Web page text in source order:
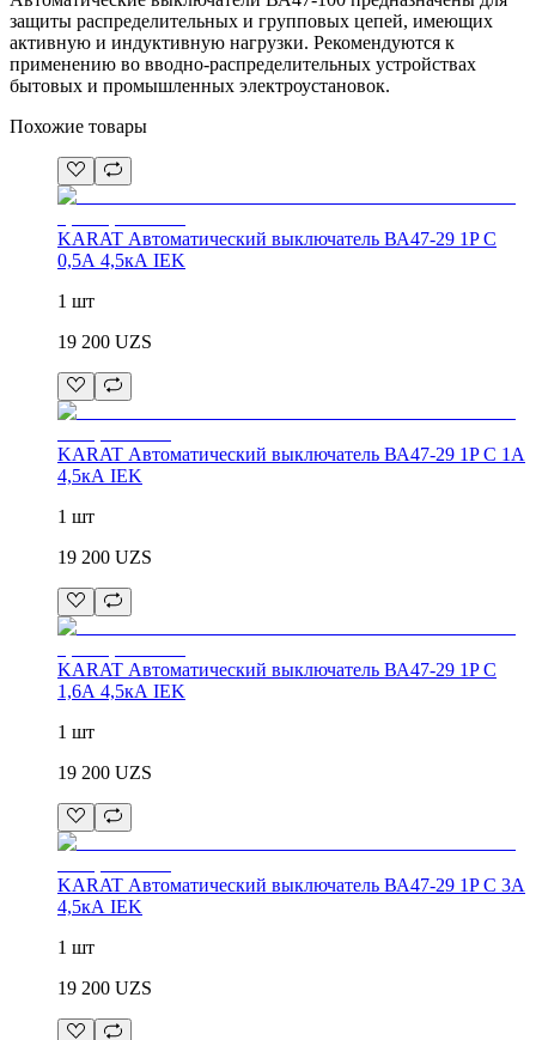
защиты распределительных и групповых цепей, имеющих
активную и индуктивную нагрузки. Рекомендуются к
применению во вводно-распределительных устройствах
бытовых и промышленных электроустановок.
Похожие товары
KARAT Автоматический выключатель ВА47-29 1P C
0,5А 4,5кА IEK
1 шт
19 200 UZS
KARAT Автоматический выключатель ВА47-29 1P C 1А
4,5кА IEK
1 шт
19 200 UZS
KARAT Автоматический выключатель ВА47-29 1P C
1,6А 4,5кА IEK
1 шт
19 200 UZS
KARAT Автоматический выключатель ВА47-29 1P C 3А
4,5кА IEK
1 шт
19 200 UZS